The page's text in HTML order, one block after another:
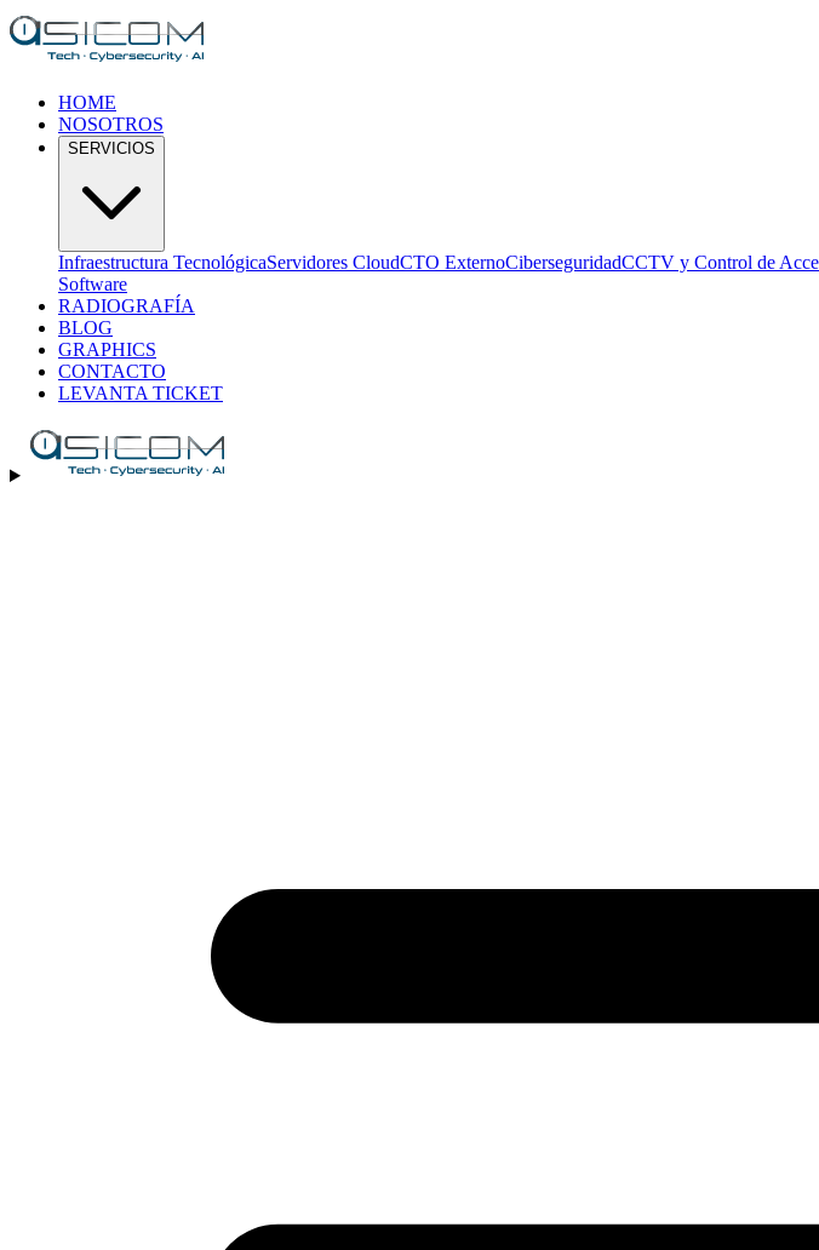
HOME
NOSOTROS
SERVICIOS
Infraestructura TecnológicaServidores CloudCTO ExternoCiberseguridadCCTV y Control de
Software
RADIOGRAFÍA
BLOG
GRAPHICS
CONTACTO
LEVANTA TICKET